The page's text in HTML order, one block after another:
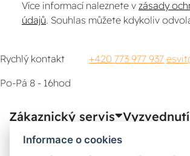
Více informací naleznete v zásady
údajů . Souhlas můžete kdykoliv
Rychlý kontakt +420 773 977 937
Po-Pá 8 - 16hod
Zákaznický servis
Informace o cookies